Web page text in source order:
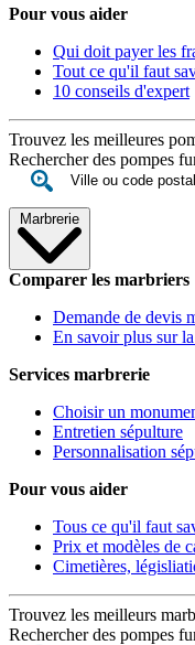
Pour vous aider
Qui doit payer les
Tout ce qu'il faut
10 conseils d'expert
Trouvez les meilleures
Rechercher des pompes
Marbrerie
Comparer les marbriers
Demande de devis
En savoir plus sur
Services marbrerie
Choisir un
Entretien sépulture
Personnalisation
Pour vous aider
Tous ce qu'il faut
Prix et modèles de
Cimetières,
Trouvez les meilleurs
Rechercher des pompes